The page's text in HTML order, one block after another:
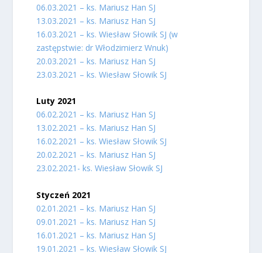
06.03.2021 – ks. Mariusz Han SJ
13.03.2021 – ks. Mariusz Han SJ
16.03.2021 – ks. Wiesław Słowik SJ (w
zastępstwie: dr Włodzimierz Wnuk)
20.03.2021 – ks. Mariusz Han SJ
23.03.2021 – ks. Wiesław Słowik SJ
Luty 2021
06.02.2021 – ks. Mariusz Han SJ
13.02.2021 – ks. Mariusz Han SJ
16.02.2021 – ks. Wiesław Słowik SJ
20.02.2021 – ks. Mariusz Han SJ
23.02.2021- ks. Wiesław Słowik SJ
Styczeń 2021
02.01.2021 – ks. Mariusz Han SJ
09.01.2021 – ks. Mariusz Han SJ
16.01.2021 – ks. Mariusz Han SJ
19.01.2021 – ks. Wiesław Słowik SJ